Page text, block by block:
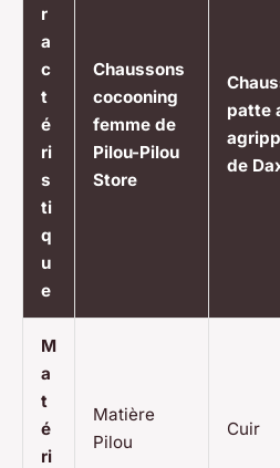
r
a
c
t
é
ri
s
ti
q
u
e
Chaussons
cocooning
femme de
Pilou-Pilou
Store
patte
de
M
a
t
é
ri
Matière
Pilou
Cuir